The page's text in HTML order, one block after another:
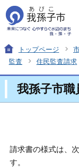
トップページ
監査
住民監査請求
我孫子市職
請求書の様式は、
す。